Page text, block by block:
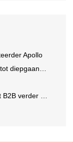
Apollo
over goede doelen
innoveert met AI